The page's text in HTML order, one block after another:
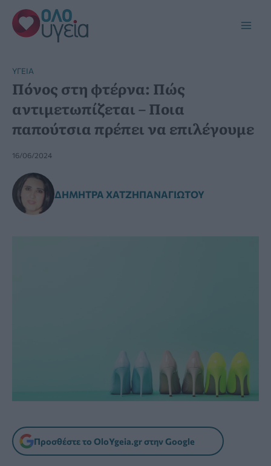
Μετάβαση
στο
περιεχόμενο
YΓΕΊΑ
Πόνος στη φτέρνα: Πώς
αντιμετωπίζεται – Ποια
παπούτσια πρέπει να επιλέγουμε
16/06/2024
ΔΉΜΗΤΡΑ ΧΑΤΖΗΠΑΝΑΓΙΏΤΟΥ
Προσθέστε το OloYgeia.gr στην Google